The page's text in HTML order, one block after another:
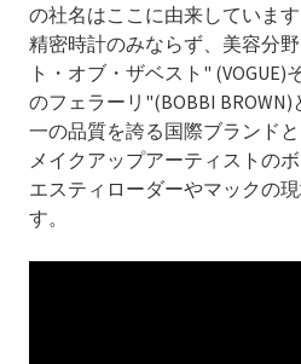
の社名はここに由来していま
精密時計のみならず、美容分
ト・オブ・ザベスト"
のフェラーリ"(BOBBI
一の品質を誇る国際ブランド
メイクアップアーティストの
エスティローダーやマックの
す。